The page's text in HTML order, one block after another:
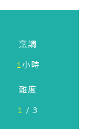
烹調
1小時
難度
1 / 3